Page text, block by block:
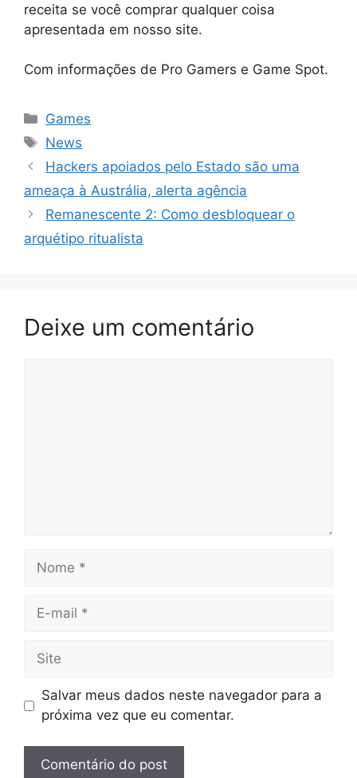
receita se você comprar qualquer coisa
apresentada em nosso site.
Com informações de Pro Gamers e Game Spot.
Categorias
Games
Tags
News
Hackers apoiados pelo Estado são uma
ameaça à Austrália, alerta agência
Remanescente 2: Como desbloquear o
arquétipo ritualista
Deixe um comentário
Nome
Site
Salvar meus dados neste navegador para a
próxima vez que eu comentar.